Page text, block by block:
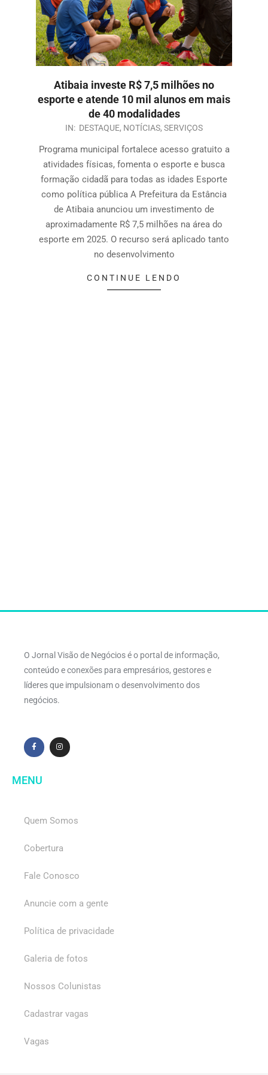
Atibaia investe R$ 7,5 milhões no
esporte e atende 10 mil alunos em mais
de 40 modalidades
IN: DESTAQUE, NOTÍCIAS, SERVIÇOS
Programa municipal fortalece acesso gratuito a
atividades físicas, fomenta o esporte e busca
formação cidadã para todas as idades Esporte
como política pública A Prefeitura da Estância
de Atibaia anunciou um investimento de
aproximadamente R$ 7,5 milhões na área do
esporte em 2025. O recurso será aplicado tanto
no desenvolvimento
CONTINUE LENDO
O Jornal Visão de Negócios é o portal de informação,
conteúdo e conexões para empresários, gestores e
líderes que impulsionam o desenvolvimento dos
negócios.
MENU
Quem Somos
Cobertura
Fale Conosco
Anuncie com a gente
Política de privacidade
Galeria de fotos
Nossos Colunistas
Cadastrar vagas
Vagas